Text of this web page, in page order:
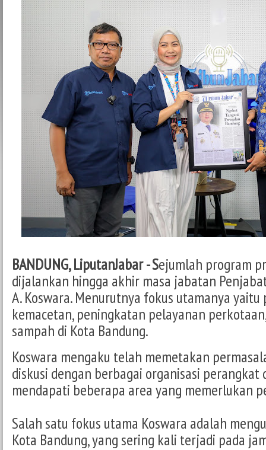
BANDUNG, LiputanJabar - Sejumlah program
dijalankan hingga akhir masa jabatan
A. Koswara. Menurutnya fokus utamanya
kemacetan, peningkatan pelayanan
sampah di Kota Bandung.
Koswara mengaku telah memetakan
diskusi dengan berbagai organisasi perangkat
mendapati beberapa area yang memerlukan
Salah satu fokus utama Koswara adalah
Kota Bandung, yang sering kali terjadi pada